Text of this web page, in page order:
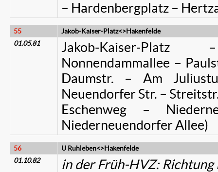
– Hardenbergplatz –
55
Jakob-Kaiser-Platz<>Hakenfelde
01.05.81
Jakob-Kaiser-
Nonnendammallee –
Daumstr. – Am
Neuendorfer Str. –
Eschenweg –
Niederneuendorfer Allee)
56
U Ruhleben<>Hakenfelde
01.10.82
in der Früh-HVZ: